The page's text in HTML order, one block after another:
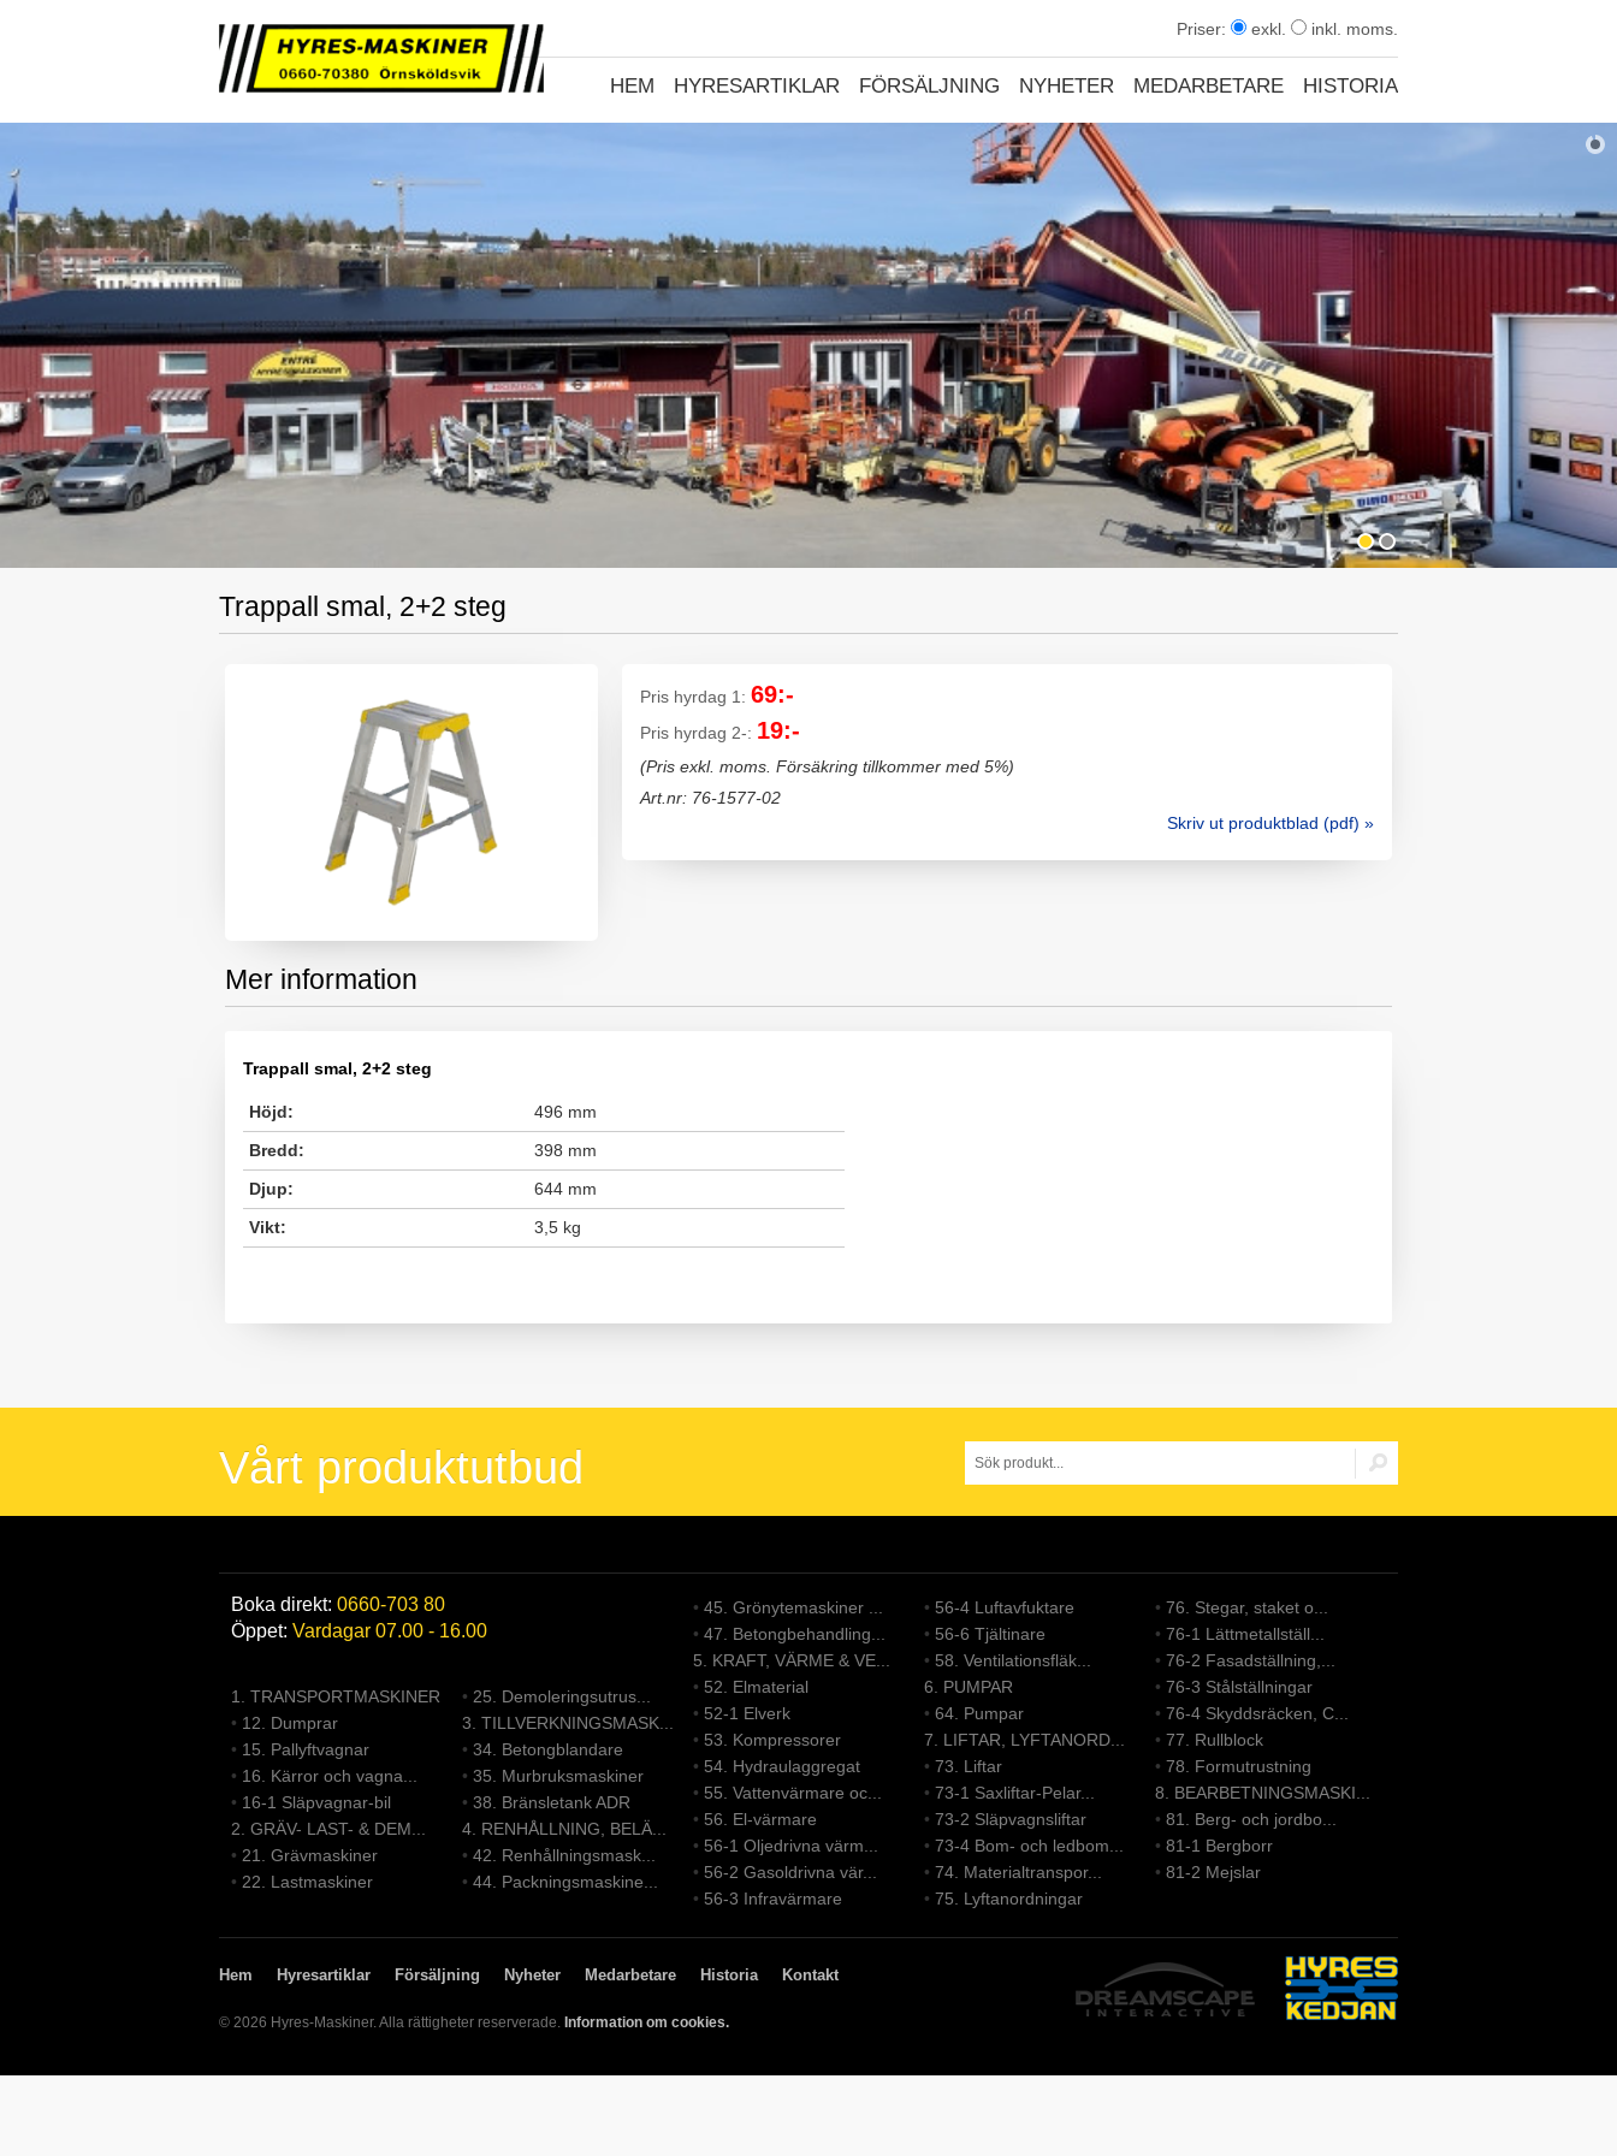
Priser: exkl. inkl. moms.
HEM HYRESARTIKLAR FÖRSÄLJNING NYHETER MEDARBETARE HISTORIA
Trappall smal, 2+2 steg
Pris hyrdag 1: 69:-
Pris hyrdag 2-: 19:-
(Pris exkl. moms. Försäkring tillkommer med 5%)
Art.nr: 76-1577-02
Skriv ut produktblad (pdf) »
Mer information
Trappall smal, 2+2 steg
Höjd:
496 mm
Bredd:
398 mm
Djup:
644 mm
Vikt:
3,5 kg
Vårt produktutbud
Boka direkt: 0660-703 80
Öppet: Vardagar 07.00 - 16.00
1. TRANSPORTMASKINER
• 12. Dumprar
• 15. Pallyftvagnar
• 16. Kärror och vagna...
• 16-1 Släpvagnar-bil
2. GRÄV- LAST- & DEM...
• 21. Grävmaskiner
• 22. Lastmaskiner
• 25. Demoleringsutrus...
3. TILLVERKNINGSMASK...
• 34. Betongblandare
• 35. Murbruksmaskiner
• 38. Bränsletank ADR
4. RENHÅLLNING, BELÄ...
• 42. Renhållningsmask...
• 44. Packningsmaskine...
• 45. Grönytemaskiner ...
• 47. Betongbehandling...
5. KRAFT, VÄRME & VE...
• 52. Elmaterial
• 52-1 Elverk
• 53. Kompressorer
• 54. Hydraulaggregat
• 55. Vattenvärmare oc...
• 56. El-värmare
• 56-1 Oljedrivna värm...
• 56-2 Gasoldrivna vär...
• 56-3 Infravärmare
• 56-4 Luftavfuktare
• 56-6 Tjältinare
• 58. Ventilationsfläk...
6. PUMPAR
• 64. Pumpar
7. LIFTAR, LYFTANORD...
• 73. Liftar
• 73-1 Saxliftar-Pelar...
• 73-2 Släpvagnsliftar
• 73-4 Bom- och ledbom...
• 74. Materialtranspor...
• 75. Lyftanordningar
• 76. Stegar, staket o...
• 76-1 Lättmetallställ...
• 76-2 Fasadställning,...
• 76-3 Stålställningar
• 76-4 Skyddsräcken, C...
• 77. Rullblock
• 78. Formutrustning
8. BEARBETNINGSMASKI...
• 81. Berg- och jordbo...
• 81-1 Bergborr
• 81-2 Mejslar
Hem Hyresartiklar Försäljning Nyheter Medarbetare Historia Kontakt
© 2026 Hyres-Maskiner. Alla rättigheter reserverade. Information om cookies.